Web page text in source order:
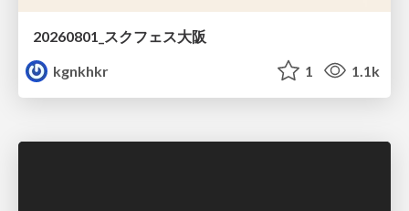
20260801_スクフェス大阪
kgnkhkr
1 1.1k